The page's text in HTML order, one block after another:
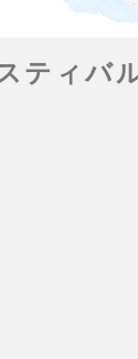
ティバ